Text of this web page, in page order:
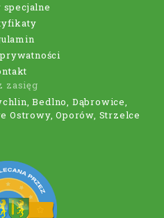
specjalne
zasięg
Bedlno, Dąbrowice,
Ostrowy, Oporów, Strzelce